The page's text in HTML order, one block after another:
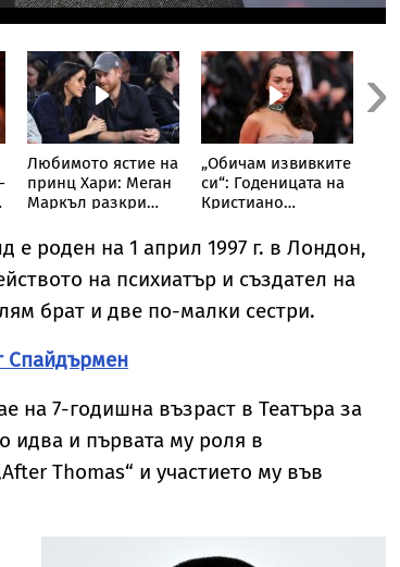
Любимото ястие на
принц Хари: Меган
Маркъл разкри
дома им
„Обичам извивките
си“: Годеницата на
Кристиано
на критиките към
тялото ѝ
с
е роден на 1 април 1997 г. в Лондон,
на психиатър и създател на
брат и две по-малки сестри.
Спайдърмен
на 7-годишна възраст в Театъра за
идва и първата му роля в
Thomas“ и участието му във